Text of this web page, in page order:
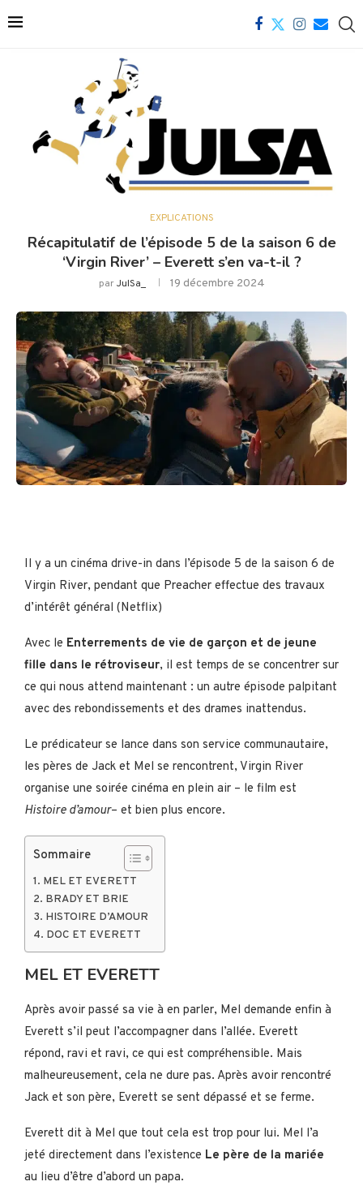
EXPLICATIONS
Récapitulatif de l’épisode 5 de la saison 6 de
‘Virgin River’ – Everett s’en va-t-il ?
parJulSa_ 19 décembre 2024
Il y a un cinéma drive-in dans l’épisode 5 de la saison 6 de
Virgin River, pendant que Preacher effectue des travaux
d’intérêt général (Netflix)
Avec le Enterrements de vie de garçon et de jeune
fille dans le rétroviseur, il est temps de se concentrer sur
ce qui nous attend maintenant : un autre épisode palpitant
avec des rebondissements et des drames inattendus.
Le prédicateur se lance dans son service communautaire,
les pères de Jack et Mel se rencontrent, Virgin River
organise une soirée cinéma en plein air – le film est
Histoire d’amour– et bien plus encore.
Sommaire
MEL ET EVERETT
BRADY ET BRIE
HISTOIRE D’AMOUR
DOC ET EVERETT
MEL ET EVERETT
Après avoir passé sa vie à en parler, Mel demande enfin à
Everett s’il peut l’accompagner dans l’allée. Everett
répond, ravi et ravi, ce qui est compréhensible. Mais
malheureusement, cela ne dure pas. Après avoir rencontré
Jack et son père, Everett se sent dépassé et se ferme.
Everett dit à Mel que tout cela est trop pour lui. Mel l’a
jeté directement dans l’existence Le père de la mariée
au lieu d’être d’abord un papa.